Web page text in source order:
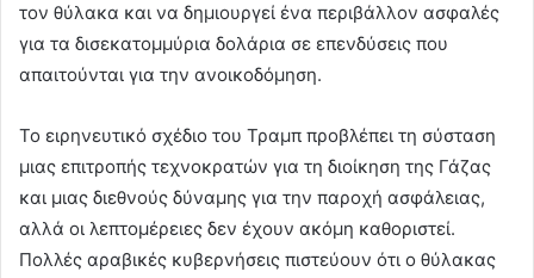
τον θύλακα και να δημιουργεί ένα περιβάλλον ασφαλές
για τα δισεκατομμύρια δολάρια σε επενδύσεις που
απαιτούνται για την ανοικοδόμηση.
Το ειρηνευτικό σχέδιο του Τραμπ προβλέπει τη σύσταση
μιας επιτροπής τεχνοκρατών για τη διοίκηση της Γάζας
και μιας διεθνούς δύναμης για την παροχή ασφάλειας,
αλλά οι λεπτομέρειες δεν έχουν ακόμη καθοριστεί.
Πολλές αραβικές κυβερνήσεις πιστεύουν ότι ο θύλακας